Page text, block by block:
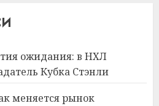
ожидания: в НХЛ
Кубка Стэнли
меняется рынок